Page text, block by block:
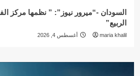
السودان -“ميرور نيوز”: ” نظمها مركز
الربيع”
maria khalil أغسطس 4, 2026